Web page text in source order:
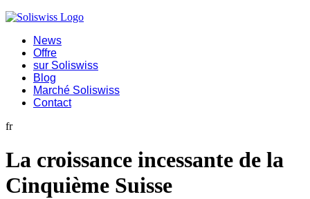
News
Offre
sur Soliswiss
Blog
Marché Soliswiss
Contact
fr
La croissance incessante de la
Cinquième Suisse